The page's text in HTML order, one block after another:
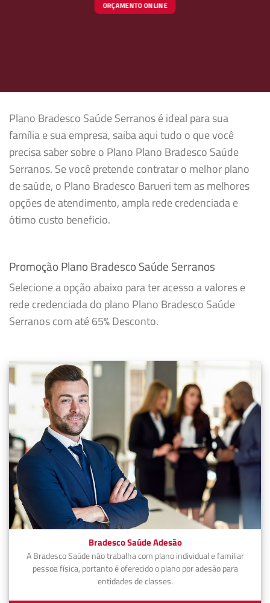
ORÇAMENTO ONLINE
Plano Bradesco Saúde Serranos é ideal para sua
família e sua empresa, saiba aqui tudo o que você
precisa saber sobre o Plano Plano Bradesco Saúde
Serranos. Se você pretende contratar o melhor plano
de saúde, o Plano Bradesco Barueri tem as melhores
opções de atendimento, ampla rede credenciada e
ótimo custo beneficio.
Promoção Plano Bradesco Saúde Serranos
Selecione a opção abaixo para ter acesso a valores e
rede credenciada do plano Plano Bradesco Saúde
Serranos com até 65% Desconto.
Bradesco Saúde Adesão
A Bradesco Saúde não trabalha com plano individual e familiar
pessoa física, portanto é oferecido o plano por adesão para
entidades de classes.